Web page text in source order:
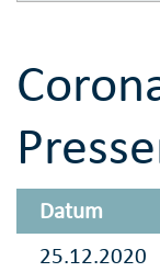
Datum
25.12.2020